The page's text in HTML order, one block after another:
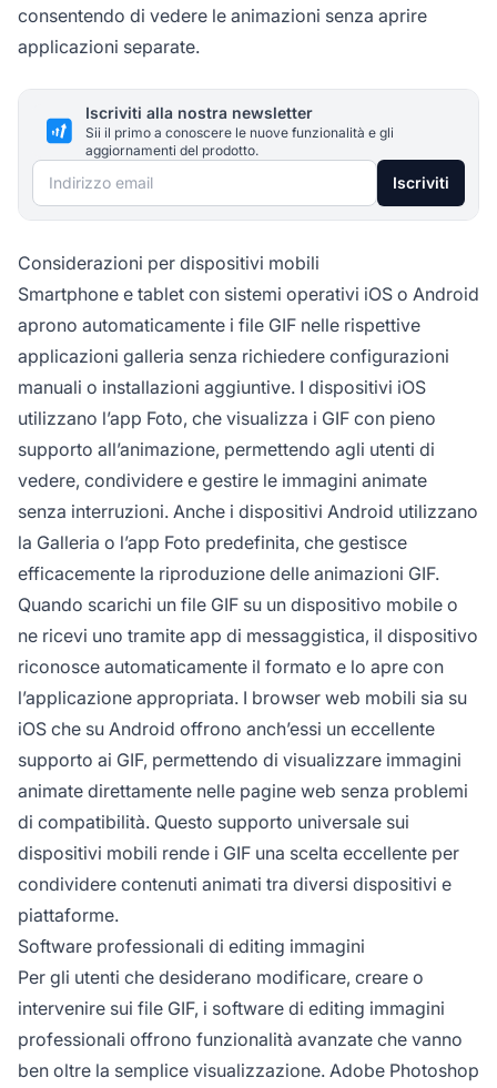
consentendo di vedere le animazioni senza aprire
applicazioni separate.
Iscriviti alla nostra newsletter
Sii il primo a conoscere le nuove funzionalità e gli
aggiornamenti del prodotto.
Indirizzo email Iscriviti
Considerazioni per dispositivi mobili
Smartphone e tablet con sistemi operativi iOS o Android
aprono automaticamente i file GIF nelle rispettive
applicazioni galleria senza richiedere configurazioni
manuali o installazioni aggiuntive. I dispositivi iOS
utilizzano l’app Foto, che visualizza i GIF con pieno
supporto all’animazione, permettendo agli utenti di
vedere, condividere e gestire le immagini animate
senza interruzioni. Anche i dispositivi Android utilizzano
la Galleria o l’app Foto predefinita, che gestisce
efficacemente la riproduzione delle animazioni GIF.
Quando scarichi un file GIF su un dispositivo mobile o
ne ricevi uno tramite app di messaggistica, il dispositivo
riconosce automaticamente il formato e lo apre con
l’applicazione appropriata. I browser web mobili sia su
iOS che su Android offrono anch’essi un eccellente
supporto ai GIF, permettendo di visualizzare immagini
animate direttamente nelle pagine web senza problemi
di compatibilità. Questo supporto universale sui
dispositivi mobili rende i GIF una scelta eccellente per
condividere contenuti animati tra diversi dispositivi e
piattaforme.
Software professionali di editing immagini
Per gli utenti che desiderano modificare, creare o
intervenire sui file GIF, i software di editing immagini
professionali offrono funzionalità avanzate che vanno
ben oltre la semplice visualizzazione. Adobe Photoshop